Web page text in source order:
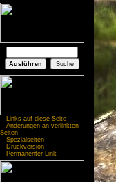
- Links auf diese Seite
- Änderungen an verlinkten
Seiten
- Spezialseiten
- Druckversion
- Permanenter Link